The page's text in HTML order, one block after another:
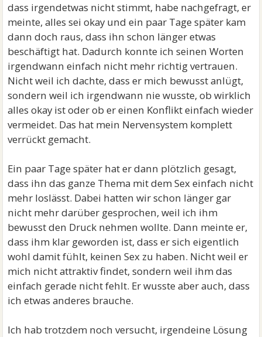
dass irgendetwas nicht stimmt, habe nachgefragt, er
meinte, alles sei okay und ein paar Tage später kam
dann doch raus, dass ihn schon länger etwas
beschäftigt hat. Dadurch konnte ich seinen Worten
irgendwann einfach nicht mehr richtig vertrauen.
Nicht weil ich dachte, dass er mich bewusst anlügt,
sondern weil ich irgendwann nie wusste, ob wirklich
alles okay ist oder ob er einen Konflikt einfach wieder
vermeidet. Das hat mein Nervensystem komplett
verrückt gemacht.
Ein paar Tage später hat er dann plötzlich gesagt,
dass ihn das ganze Thema mit dem Sex einfach nicht
mehr loslässt. Dabei hatten wir schon länger gar
nicht mehr darüber gesprochen, weil ich ihm
bewusst den Druck nehmen wollte. Dann meinte er,
dass ihm klar geworden ist, dass er sich eigentlich
wohl damit fühlt, keinen Sex zu haben. Nicht weil er
mich nicht attraktiv findet, sondern weil ihm das
einfach gerade nicht fehlt. Er wusste aber auch, dass
ich etwas anderes brauche.
Ich hab trotzdem noch versucht, irgendeine Lösung